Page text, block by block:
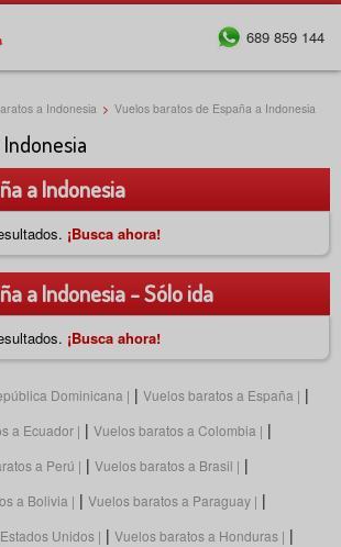
689 859 144
a Indonesia > Vuelos baratos de España a Indonesia
a Indonesia
¡Busca ahora!
a Indonesia - Sólo ida
¡Busca ahora!
Dominicana | Vuelos baratos a España |
a Ecuador | Vuelos baratos a Colombia |
a Perú | Vuelos baratos a Brasil |
a Bolivia | Vuelos baratos a Paraguay |
Unidos | Vuelos baratos a Honduras |